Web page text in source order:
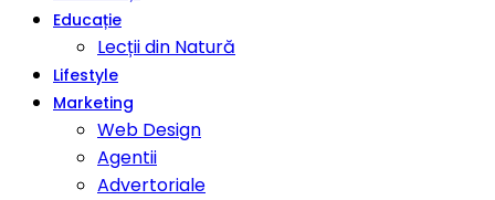
Educație
Lecții din Natură
Lifestyle
Marketing
Web Design
Agentii
Advertoriale